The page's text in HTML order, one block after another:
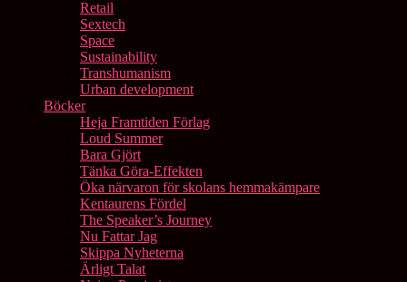
Retail
Sextech
Space
Sustainability
Transhumanism
Urban development
Böcker
Heja Framtiden Förlag
Loud Summer
Bara Gjört
Tänka Göra-Effekten
Öka närvaron för skolans hemmakämpare
Kentaurens Fördel
The Speaker’s Journey
Nu Fattar Jag
Skippa Nyheterna
Ärligt Talat